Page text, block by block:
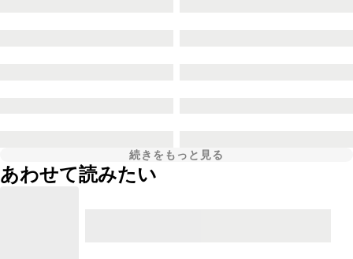
続きをもっと見る
あわせて読みたい